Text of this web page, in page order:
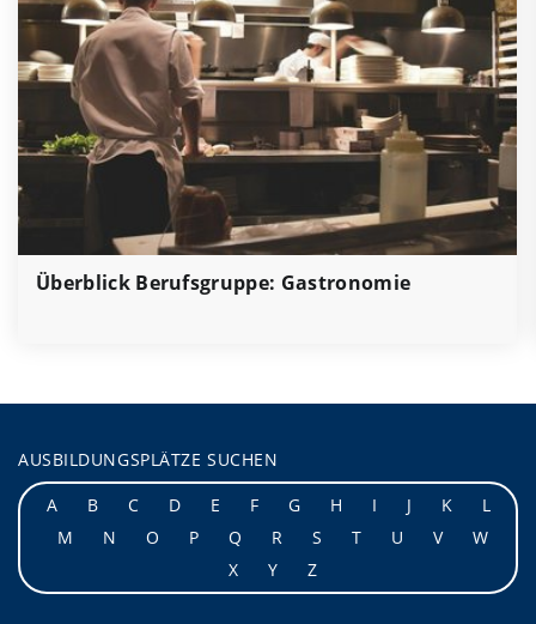
Überblick Berufsgruppe: Gastronomie
AUSBILDUNGSPLÄTZE SUCHEN
A
B C D E F G H I J K
L
M
N O P Q R S T U V
W
X
Y Z